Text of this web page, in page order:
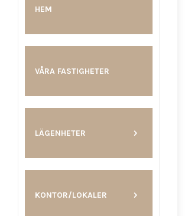
HEM
VÅRA FASTIGHETER
LÄGENHETER
KONTOR/LOKALER